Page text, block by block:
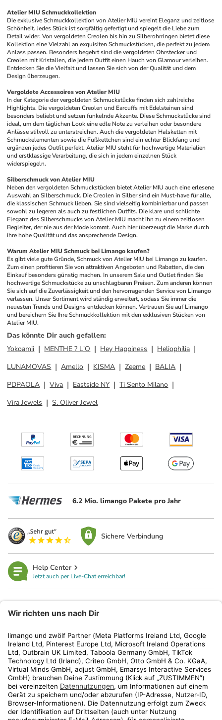
Atelier MIU Schmuckkollektion
Die exklusive Schmuckkollektion von Atelier MIU vereint Eleganz und zeitlose
Schönheit. Jedes Stück ist sorgfältig gefertigt und spiegelt die Liebe zum
Detail wider. Von vergoldeten Creolen bis hin zu Silberohrringen bietet diese
Kollektion eine Vielzahl an exquisiten Schmuckstücken, die perfekt zu jedem
Anlass passen. Besonders begehrt sind die vergoldeten Ohrstecker und
Creolen mit Kristallen, die jedem Outfit einen Hauch von Glamour verleihen.
Entdecken Sie die Vielfalt und lassen Sie sich von der Qualität und dem
Design überzeugen.
Vergoldete Accessoires von Atelier MIU
In der Kategorie der vergoldeten Schmuckstücke finden sich zahlreiche
Highlights. Die vergoldeten Creolen und Earcuffs mit Edelsteinen sind
besonders beliebt und setzen funkelnde Akzente. Diese Schmuckstücke sind
ideal, um dem täglichen Look eine edle Note zu verleihen oder besondere
Anlässe stilvoll zu unterstreichen. Auch die vergoldeten Halsketten mit
Schmuckelementen sowie die Fußkettchen sind ein echter Blickfang und
ergänzen jedes Outfit perfekt. Atelier MIU steht für hochwertige Materialien
und erstklassige Verarbeitung, die sich in jedem einzelnen Stück
widerspiegeln.
Silberschmuck von Atelier MIU
Neben den vergoldeten Schmuckstücken bietet Atelier MIU auch eine erlesene
Auswahl an Silberschmuck. Die Creolen in Silber sind ein Must-have für alle,
die klassischen Schmuck lieben. Sie sind vielseitig kombinierbar und passen
sowohl zu legeren als auch zu festlichen Outfits. Die klare und schlichte
Eleganz des Silberschmucks von Atelier MIU macht ihn zu einem zeitlosen
Begleiter, der nie aus der Mode kommt. Auch hier überzeugt die Marke durch
ihre hohe Qualität und das ansprechende Design.
Warum Atelier MIU Schmuck bei Limango kaufen?
Es gibt viele gute Gründe, Schmuck von Atelier MIU bei Limango zu kaufen.
Zum einen profitieren Sie von attraktiven Angeboten und Rabatten, die den
Einkauf besonders günstig machen. In unserem Sale und Outlet finden Sie
hochwertige Schmuckstücke zu unschlagbaren Preisen. Zum anderen können
Sie sich auf die Zuverlässigkeit und den hervorragenden Service von Limango
verlassen. Unser Sortiment wird ständig erweitert, sodass Sie immer die
neuesten Trends und Designs entdecken können. Vertrauen Sie auf Limango
und bereichern Sie Ihre Schmuckkollektion mit den exklusiven Stücken von
Atelier MIU.
Das könnte Dir auch gefallen:
Yokoamii
MENTHE ? L'O Hey Happiness
Heliophilia
LUNAMOVAS
Amello KISMA Zeeme
BALIA
PDPAOLA
Viva Eastside NY
Ti Sento Milano
Vira Jewels
S. Oliver Jewel
6.2 Mio. limango Pakete pro Jahr
Sichere Verbindung
Help Center
Jetzt auch per Live-Chat erreichbar!
Kundenservice
Shop
Aktionen
Travel